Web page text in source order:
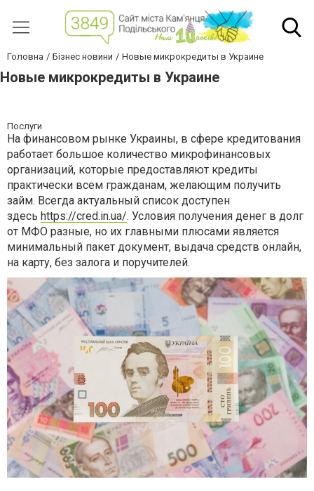
Головна Бізнес новини Новые микрокредиты в Украине
Новые микрокредиты в Украине
Послуги
На финансовом рынке Украины, в сфере кредитования
работает большое количество микрофинансовых
организаций, которые предоставляют кредиты
практически всем гражданам, желающим получить
займ. Всегда актуальный список доступен
здесь https://cred.in.ua/. Условия получения денег в долг
от МФО разные, но их главными плюсами является
минимальный пакет документ, выдача средств онлайн,
на карту, без залога и поручителей.